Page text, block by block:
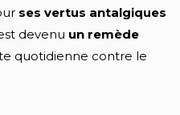
ses vertus antalgiques
devenu un remède
quotidienne contre le